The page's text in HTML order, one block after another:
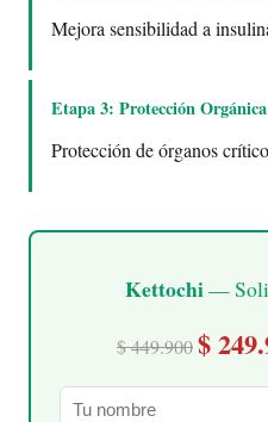
Mejora sensibilidad a
Etapa 3: Protección Orgánica
Protección de órganos
Kettochi—
$ 449.900$